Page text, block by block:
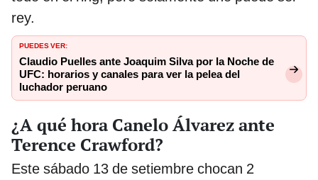
rey.
PUEDES VER:
Claudio Puelles ante Joaquim Silva por la Noche de
UFC: horarios y canales para ver la pelea del
luchador peruano
¿A qué hora Canelo Álvarez ante
Terence Crawford?
Este sábado 13 de setiembre chocan 2